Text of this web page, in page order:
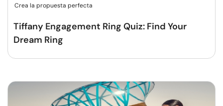
Crea la propuesta perfecta
Tiffany Engagement Ring Quiz: Find Your
Dream Ring